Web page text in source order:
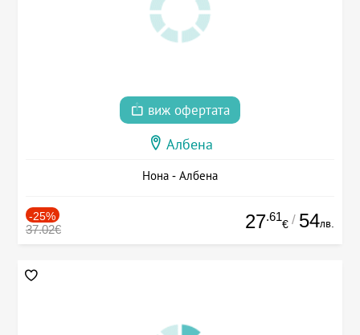
виж офертата
Албена
Нона - Албена
-25%
37.02€ 27.61
€ / 54лв.